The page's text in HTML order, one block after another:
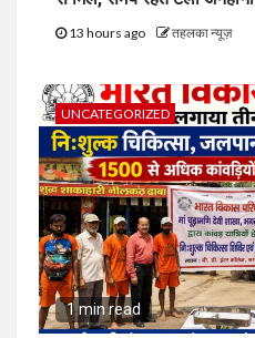
13 hours ago तहलका न्यूज़
UNCATEGORIZED
1 min read